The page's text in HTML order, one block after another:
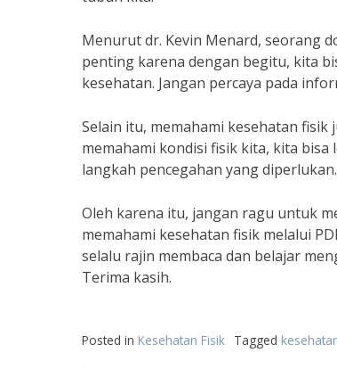
Menurut dr. Kevin Menard, seorang
penting karena dengan begitu, kita
kesehatan. Jangan percaya pada
Selain itu, memahami kesehatan
memahami kondisi fisik kita, kita
langkah pencegahan yang diperlukan.
Oleh karena itu, jangan ragu untuk
memahami kesehatan fisik melalui
selalu rajin membaca dan belajar
Terima kasih.
Posted in Kesehatan Fisik Tagged